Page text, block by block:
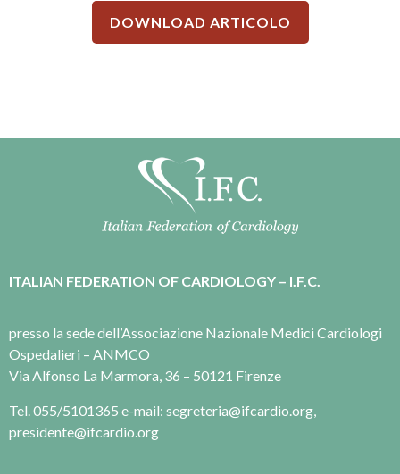
DOWNLOAD ARTICOLO
ITALIAN FEDERATION OF CARDIOLOGY – I.F.C.
presso la sede dell’Associazione Nazionale Medici Cardiologi
Ospedalieri – ANMCO
Via Alfonso La Marmora, 36 – 50121 Firenze
Tel. 055/5101365 e-mail: segreteria@ifcardio.org,
presidente@ifcardio.org